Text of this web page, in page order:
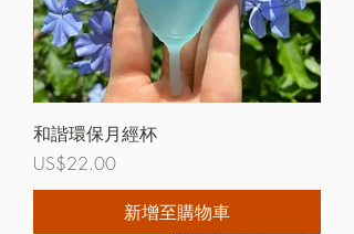
和諧環保月經杯
價格
US$22.00
新增至購物車